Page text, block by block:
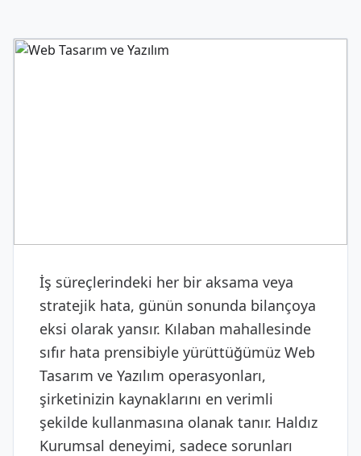
İş süreçlerindeki her bir aksama veya
stratejik hata, günün sonunda bilançoya
eksi olarak yansır. Kılaban mahallesinde
sıfır hata prensibiyle yürüttüğümüz Web
Tasarım ve Yazılım operasyonları,
şirketinizin kaynaklarını en verimli
şekilde kullanmasına olanak tanır. Haldız
Kurumsal deneyimi, sadece sorunları